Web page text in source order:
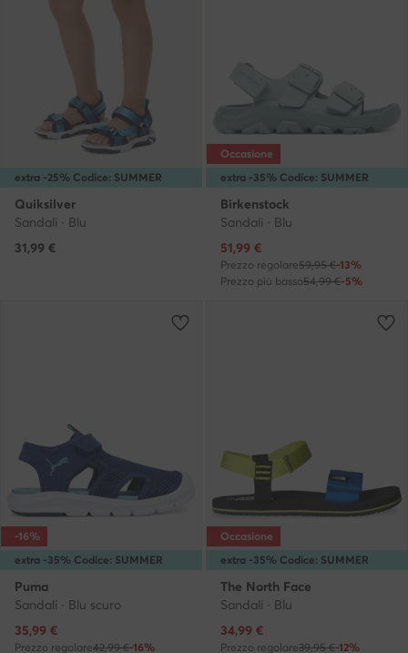
extra -25% Codice: SUMMER
Quiksilver
Sandali · Blu
31,99 €
extra -35% Codice: SUMMER
Occasione
Birkenstock
Sandali · Blu
Prezzo attuale
51,99 €
Prezzo regolare59,95 €-13%
Prezzo più basso54,99 €-5%
extra -35% Codice: SUMMER
-16%
Puma
Sandali · Blu scuro
Prezzo attuale
35,99 €
Prezzo regolare42,99 €-16%
extra -35% Codice: SUMMER
Occasione
The North Face
Sandali · Blu
Prezzo attuale
34,99 €
Prezzo regolare39,95 €-12%